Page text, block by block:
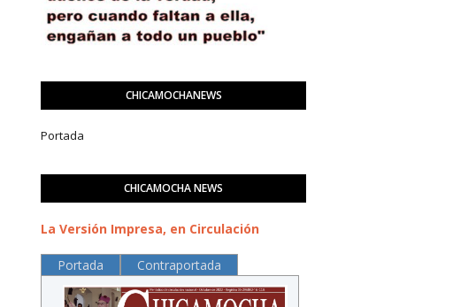
CHICAMOCHANEWS
Portada
CHICAMOCHA NEWS
La Versión Impresa, en Circulación
Portada Contraportada